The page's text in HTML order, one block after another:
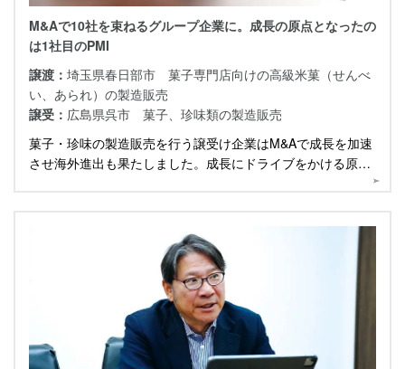
M&Aで10社を束ねるグループ企業に。成長の原点となったの
は1社目のPMI
譲渡： 埼玉県春日部市 菓子専門店向けの高級米菓（せんべ
い、あられ）の製造販売
譲受： 広島県呉市 菓子、珍味類の製造販売
菓子・珍味の製造販売を行う譲受け企業はM&Aで成長を加速
させ海外進出も果たしました。成長にドライブをかける原点